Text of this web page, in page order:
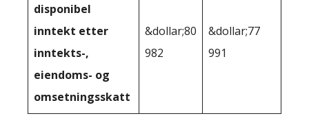
disponibel
inntekt etter
inntekts-,
eiendoms- og
omsetningsskatt
&dollar;80
982
&dollar;77
991